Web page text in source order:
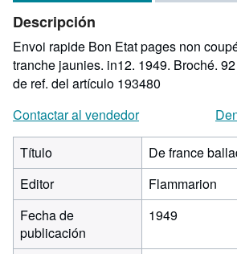
de
estrellas
Descripción
Envoi rapide Bon Etat pages non
tranche jaunies. in12. 1949. Broché.
de ref. del artículo 193480
Contactar al vendedor
Título
De france
Editor
Flammarion
Fecha de
publicación
1949